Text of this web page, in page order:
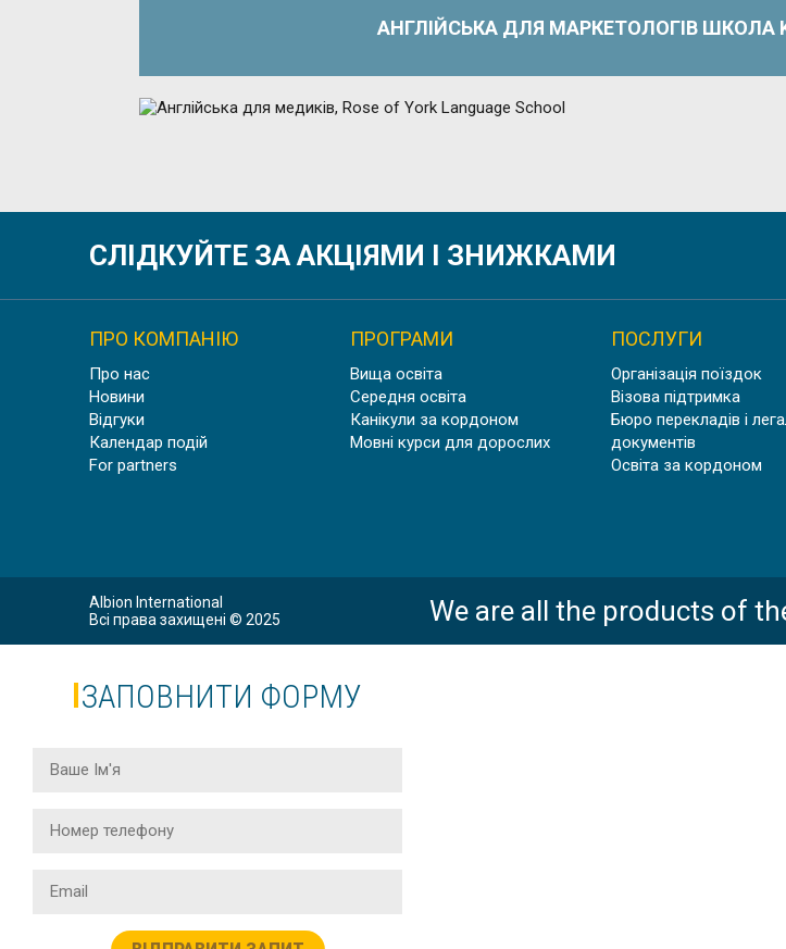
АНГЛІЙСЬКА ДЛЯ МАРКЕТОЛОГІВ ШКОЛА
БІЗНЕС АНГЛІЙСЬКА В АНГЛІЇ,
СЛІДКУЙТЕ ЗА АКЦІЯМИ І ЗНИЖКАМИ
ПРО КОМПАНІЮ
Про нас
Новини
Відгуки
Календар подій
For partners
ПРОГРАМИ
Вища освіта
Середня освіта
Канікули за кордоном
Мовні курси для дорослих
ПОСЛУГИ
Організація поїздок
Візова підтримка
Бюро перекладів і
документів
Освіта за кордоном
Albion International
Всі права захищені © 2025
We are all the products of
ЗАПОВНИТИ ФОРМУ